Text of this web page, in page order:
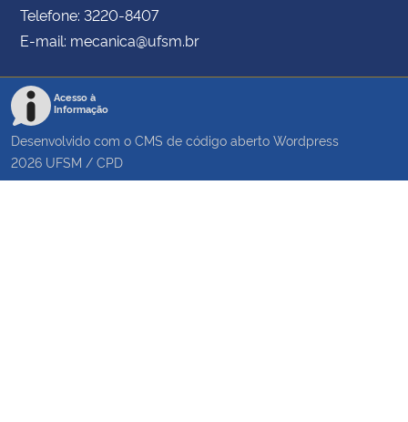
Telefone: 3220-8407
E-mail: mecanica@ufsm.br
Acesso à
Informação
Desenvolvido com o CMS de código aberto Wordpress
2026 UFSM / CPD